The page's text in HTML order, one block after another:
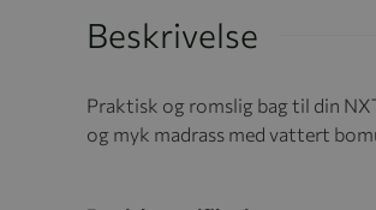
Beskrivelse
Praktisk og romslig bag til din
og myk madrass med vattert